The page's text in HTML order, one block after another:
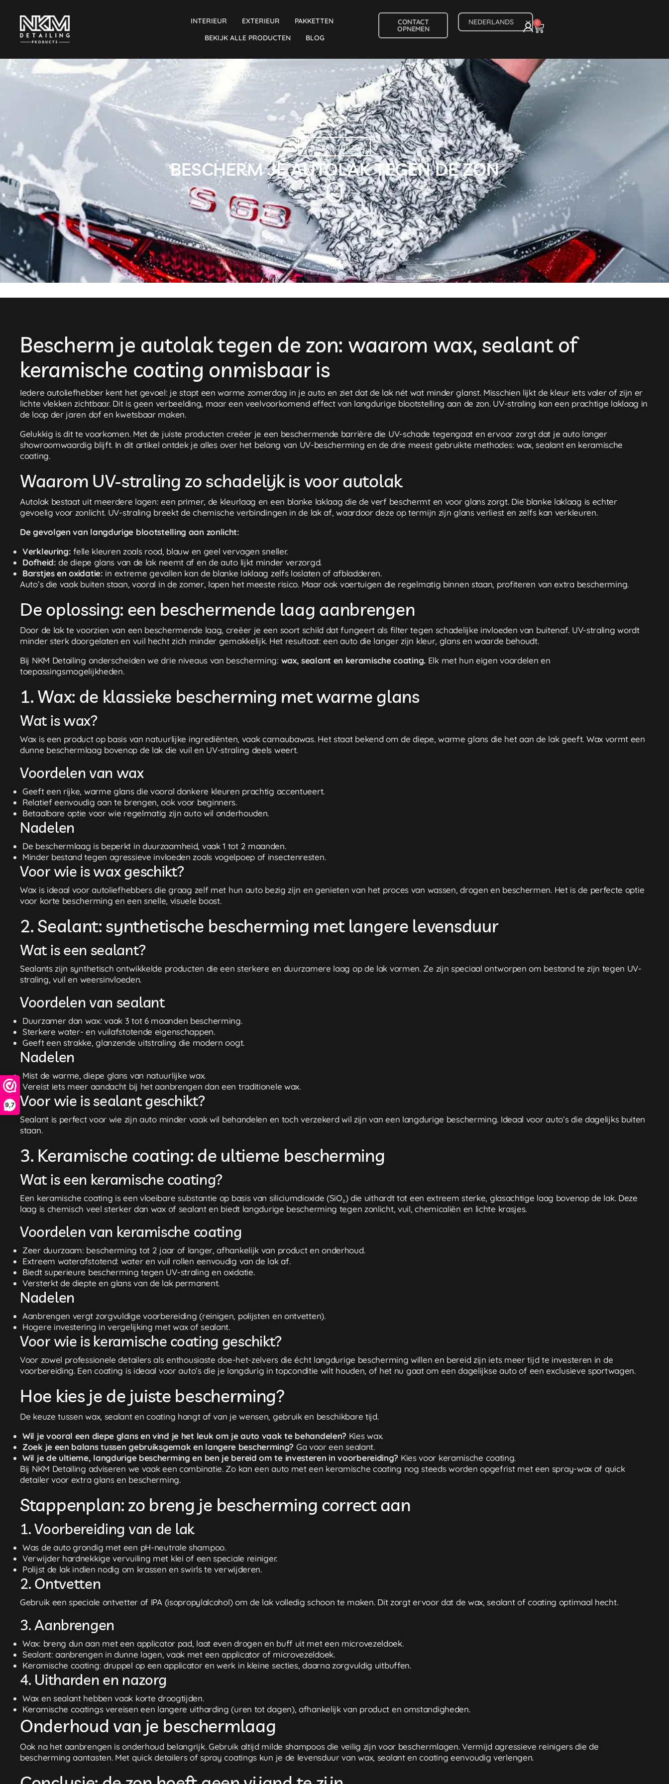
9,7
INTERIEUR EXTERIEUR
PAKKETTEN
BEKIJK ALLE PRODUCTEN
BLOG
CONTACT
OPNEMEN
0
Uncategorized
BESCHERM JE AUTOLAK TEGEN DE ZON
Bescherm je autolak tegen de zon: waarom wax, sealant of
keramische coating onmisbaar is
Iedere autoliefhebber kent het gevoel: je stapt een warme zomerdag in je auto en ziet dat de lak nét wat minder glanst. Misschien lijkt de kleur iets valer of zijn er
lichte vlekken zichtbaar. Dit is geen verbeelding, maar een veelvoorkomend effect van langdurige blootstelling aan de zon. UV-straling kan een prachtige laklaag in
de loop der jaren dof en kwetsbaar maken.
Gelukkig is dit te voorkomen. Met de juiste producten creëer je een beschermende barrière die UV-schade tegengaat en ervoor zorgt dat je auto langer
showroomwaardig blijft. In dit artikel ontdek je alles over het belang van UV-bescherming en de drie meest gebruikte methodes: wax, sealant en keramische
coating.
Waarom UV-straling zo schadelijk is voor autolak
Autolak bestaat uit meerdere lagen: een primer, de kleurlaag en een blanke laklaag die de verf beschermt en voor glans zorgt. Die blanke laklaag is echter
gevoelig voor zonlicht. UV-straling breekt de chemische verbindingen in de lak af, waardoor deze op termijn zijn glans verliest en zelfs kan verkleuren.
De gevolgen van langdurige blootstelling aan zonlicht:
Verkleuring: felle kleuren zoals rood, blauw en geel vervagen sneller.
Dofheid: de diepe glans van de lak neemt af en de auto lijkt minder verzorgd.
Barstjes en oxidatie: in extreme gevallen kan de blanke laklaag zelfs loslaten of afbladderen.
Auto’s die vaak buiten staan, vooral in de zomer, lopen het meeste risico. Maar ook voertuigen die regelmatig binnen staan, profiteren van extra bescherming.
De oplossing: een beschermende laag aanbrengen
Door de lak te voorzien van een beschermende laag, creëer je een soort schild dat fungeert als filter tegen schadelijke invloeden van buitenaf. UV-straling wordt
minder sterk doorgelaten en vuil hecht zich minder gemakkelijk. Het resultaat: een auto die langer zijn kleur, glans en waarde behoudt.
Bij NKM Detailing onderscheiden we drie niveaus van bescherming: wax, sealant en keramische coating. Elk met hun eigen voordelen en
toepassingsmogelijkheden.
1. Wax: de klassieke bescherming met warme glans
Wat is wax?
Wax is een product op basis van natuurlijke ingrediënten, vaak carnaubawas. Het staat bekend om de diepe, warme glans die het aan de lak geeft. Wax vormt een
dunne beschermlaag bovenop de lak die vuil en UV-straling deels weert.
Voordelen van wax
Geeft een rijke, warme glans die vooral donkere kleuren prachtig accentueert.
Relatief eenvoudig aan te brengen, ook voor beginners.
Betaalbare optie voor wie regelmatig zijn auto wil onderhouden.
Nadelen
De beschermlaag is beperkt in duurzaamheid, vaak 1 tot 2 maanden.
Minder bestand tegen agressieve invloeden zoals vogelpoep of insectenresten.
Voor wie is wax geschikt?
Wax is ideaal voor autoliefhebbers die graag zelf met hun auto bezig zijn en genieten van het proces van wassen, drogen en beschermen. Het is de perfecte optie
voor korte bescherming en een snelle, visuele boost.
2. Sealant: synthetische bescherming met langere levensduur
Wat is een sealant?
Sealants zijn synthetisch ontwikkelde producten die een sterkere en duurzamere laag op de lak vormen. Ze zijn speciaal ontworpen om bestand te zijn tegen UV-
straling, vuil en weersinvloeden.
Voordelen van sealant
Duurzamer dan wax: vaak 3 tot 6 maanden bescherming.
Sterkere water- en vuilafstotende eigenschappen.
Geeft een strakke, glanzende uitstraling die modern oogt.
Nadelen
Mist de warme, diepe glans van natuurlijke wax.
Vereist iets meer aandacht bij het aanbrengen dan een traditionele wax.
Voor wie is sealant geschikt?
Sealant is perfect voor wie zijn auto minder vaak wil behandelen en toch verzekerd wil zijn van een langdurige bescherming. Ideaal voor auto’s die dagelijks buiten
staan.
3. Keramische coating: de ultieme bescherming
Wat is een keramische coating?
Een keramische coating is een vloeibare substantie op basis van siliciumdioxide (SiO₂) die uithardt tot een extreem sterke, glasachtige laag bovenop de lak. Deze
laag is chemisch veel sterker dan wax of sealant en biedt langdurige bescherming tegen zonlicht, vuil, chemicaliën en lichte krasjes.
Voordelen van keramische coating
Zeer duurzaam: bescherming tot 2 jaar of langer, afhankelijk van product en onderhoud.
Extreem waterafstotend: water en vuil rollen eenvoudig van de lak af.
Biedt superieure bescherming tegen UV-straling en oxidatie.
Versterkt de diepte en glans van de lak permanent.
Nadelen
Aanbrengen vergt zorgvuldige voorbereiding (reinigen, polijsten en ontvetten).
Hogere investering in vergelijking met wax of sealant.
Voor wie is keramische coating geschikt?
Voor zowel professionele detailers als enthousiaste doe-het-zelvers die écht langdurige bescherming willen en bereid zijn iets meer tijd te investeren in de
voorbereiding. Een coating is ideaal voor auto’s die je langdurig in topconditie wilt houden, of het nu gaat om een dagelijkse auto of een exclusieve sportwagen.
Hoe kies je de juiste bescherming?
De keuze tussen wax, sealant en coating hangt af van je wensen, gebruik en beschikbare tijd.
Wil je vooral een diepe glans en vind je het leuk om je auto vaak te behandelen? Kies wax.
Zoek je een balans tussen gebruiksgemak en langere bescherming? Ga voor een sealant.
Wil je de ultieme, langdurige bescherming en ben je bereid om te investeren in voorbereiding? Kies voor keramische coating.
Bij NKM Detailing adviseren we vaak een combinatie. Zo kan een auto met een keramische coating nog steeds worden opgefrist met een spray-wax of quick
detailer voor extra glans en bescherming.
Stappenplan: zo breng je bescherming correct aan
1. Voorbereiding van de lak
Was de auto grondig met een pH-neutrale shampoo.
Verwijder hardnekkige vervuiling met klei of een speciale reiniger.
Polijst de lak indien nodig om krassen en swirls te verwijderen.
2. Ontvetten
Gebruik een speciale ontvetter of IPA (isopropylalcohol) om de lak volledig schoon te maken. Dit zorgt ervoor dat de wax, sealant of coating optimaal hecht.
3. Aanbrengen
Wax: breng dun aan met een applicator pad, laat even drogen en buff uit met een microvezeldoek.
Sealant: aanbrengen in dunne lagen, vaak met een applicator of microvezeldoek.
Keramische coating: druppel op een applicator en werk in kleine secties, daarna zorgvuldig uitbuffen.
4. Uitharden en nazorg
Wax en sealant hebben vaak korte droogtijden.
Keramische coatings vereisen een langere uitharding (uren tot dagen), afhankelijk van product en omstandigheden.
Onderhoud van je beschermlaag
Ook na het aanbrengen is onderhoud belangrijk. Gebruik altijd milde shampoos die veilig zijn voor beschermlagen. Vermijd agressieve reinigers die de
bescherming aantasten. Met quick detailers of spray coatings kun je de levensduur van wax, sealant en coating eenvoudig verlengen.